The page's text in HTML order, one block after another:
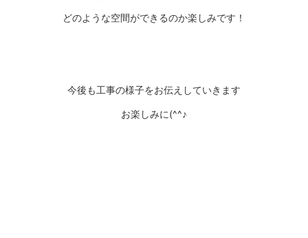
どのような空間ができるのか楽しみです！
今後も工事の様子をお伝えしていきます
お楽しみに(^^♪